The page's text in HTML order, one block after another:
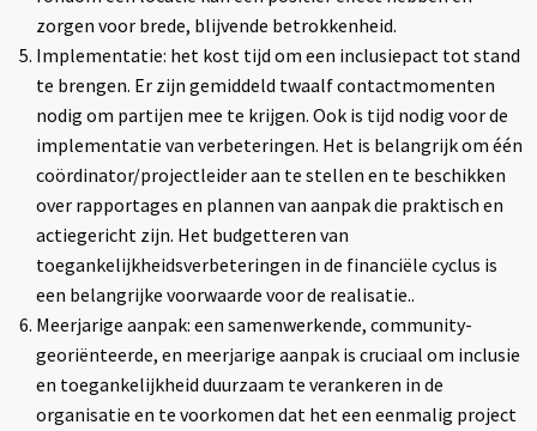
zorgen voor brede, blijvende betrokkenheid.
Implementatie: het kost tijd om een inclusiepact tot stand
te brengen. Er zijn gemiddeld twaalf contactmomenten
nodig om partijen mee te krijgen. Ook is tijd nodig voor de
implementatie van verbeteringen. Het is belangrijk om één
coördinator/projectleider aan te stellen en te beschikken
over rapportages en plannen van aanpak die praktisch en
actiegericht zijn. Het budgetteren van
toegankelijkheidsverbeteringen in de financiële cyclus is
een belangrijke voorwaarde voor de realisatie..
Meerjarige aanpak: een samenwerkende, community-
georiënteerde, en meerjarige aanpak is cruciaal om inclusie
en toegankelijkheid duurzaam te verankeren in de
organisatie en te voorkomen dat het een eenmalig project